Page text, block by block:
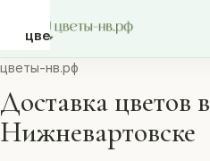
цветы-
нв.рф
цветы-нв.рф
Доставка цветов в
Нижневартовске